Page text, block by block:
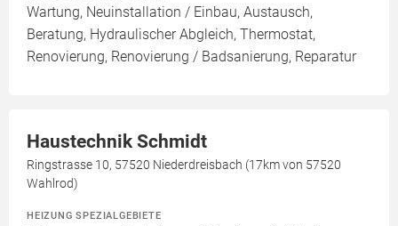
Wartung, Neuinstallation / Einbau, Austausch,
Beratung, Hydraulischer Abgleich, Thermostat,
Renovierung, Renovierung / Badsanierung, Reparatur
Haustechnik Schmidt
Ringstrasse 10, 57520 Niederdreisbach (17km von 57520
Wahlrod)
HEIZUNG SPEZIALGEBIETE